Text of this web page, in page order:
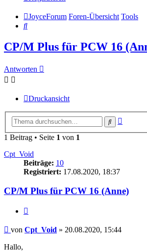
JoyceForum Foren-Übersicht Tools
Suche
CP/M Plus für PCW 16
Antworten
Druckansicht
Suche
1 Beitrag • Seite 1 von 1
Cpt_Void
Beiträge: 10
Registriert: 17.08.2020, 18:37
CP/M Plus für PCW 16 (Anne)
Beitrag
von Cpt_Void » 20.08.2020, 15:44
Hallo,